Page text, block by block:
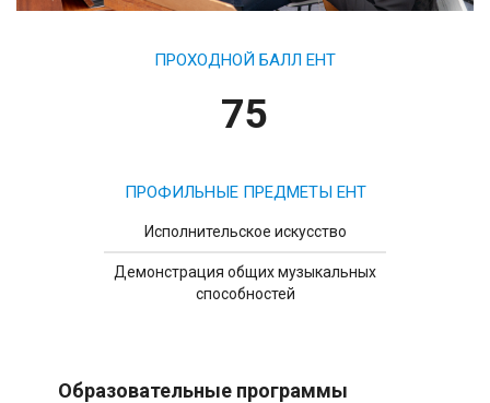
ПРОХОДНОЙ БАЛЛ ЕНТ
75
ПРОФИЛЬНЫЕ ПРЕДМЕТЫ ЕНТ
Исполнительское искусство
Демонстрация общих музыкальных
способностей
Образовательные программы